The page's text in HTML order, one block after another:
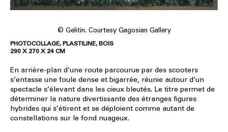
© Gelitin. Courtesy Gagosian Gallery
PHOTOCOLLAGE, PLASTILINE, BOIS
290 X 270 X 24 CM
En arrière-plan d’une route parcourue par des scooters
s’entasse une foule dense et bigarrée, réunie autour d’un
spectacle s’élevant dans les cieux bleutés. Le titre permet de
déterminer la nature divertissante des étranges figures
hybrides qui s’étirent et se déploient comme autant de
constellations sur le fond nuageux.